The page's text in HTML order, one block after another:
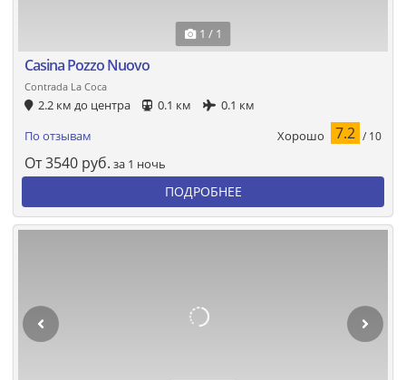
1 / 1
Casina Pozzo Nuovo
Contrada La Coca
2.2 км до центра 0.1 км
0.1 км
По отзывам
Хорошо 7.2 / 10
От3540 руб. за 1 ночь
ПОДРОБНЕЕ